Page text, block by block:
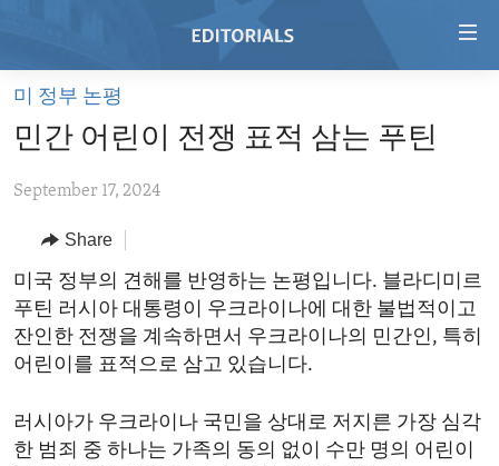
Skip
main
Skip
Navigation
Skip
to
Search
HOME
VIDEO
RADIO
REGIONS
AFRICA
AMERICAS
ASIA
MIDDLE EAST
TOPICS
HUMAN RIGHTS
SECURITY AND DEFENSE
DEMOCRACY AND GOVERNANCE
ARCHIVE
ABOUT US
FOLLOW US
미 정부 논평
민간 어린이 전쟁 표적 삼는 푸틴
September 17, 2024
Share
미국 정부의 견해를 반영하는 논평입니다. 블라디미르
푸틴 러시아 대통령이 우크라이나에 대한 불법적이고
잔인한 전쟁을 계속하면서 우크라이나의 민간인, 특히
어린이를 표적으로 삼고 있습니다.
러시아가 우크라이나 국민을 상대로 저지른 가장 심각
한 범죄 중 하나는 가족의 동의 없이 수만 명의 어린이